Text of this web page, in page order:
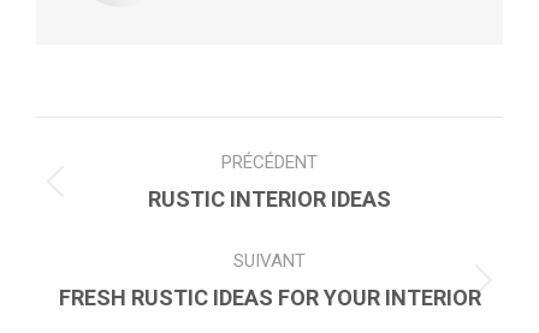
PRÉCÉDENT
Article
:
RUSTIC INTERIOR IDEAS
SUIVANT
Article
FRESH RUSTIC IDEAS FOR YOUR INTERIOR